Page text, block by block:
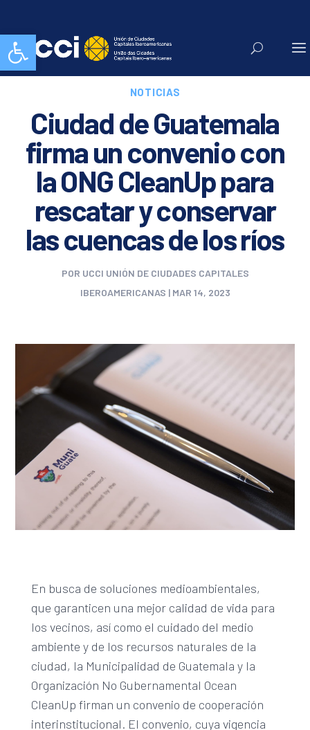
Abrir barra de herramientas
NOTICIAS
Ciudad de Guatemala
firma un convenio con
la ONG CleanUp para
rescatar y conservar
las cuencas de los ríos
POR UCCI UNIÓN DE CIUDADES CAPITALES
IBEROAMERICANAS | MAR 14, 2023
En busca de soluciones medioambientales,
que garanticen una mejor calidad de vida para
los vecinos, así como el cuidado del medio
ambiente y de los recursos naturales de la
ciudad, la Municipalidad de Guatemala y la
Organización No Gubernamental Ocean
CleanUp firman un convenio de cooperación
interinstitucional. El convenio, cuya vigencia